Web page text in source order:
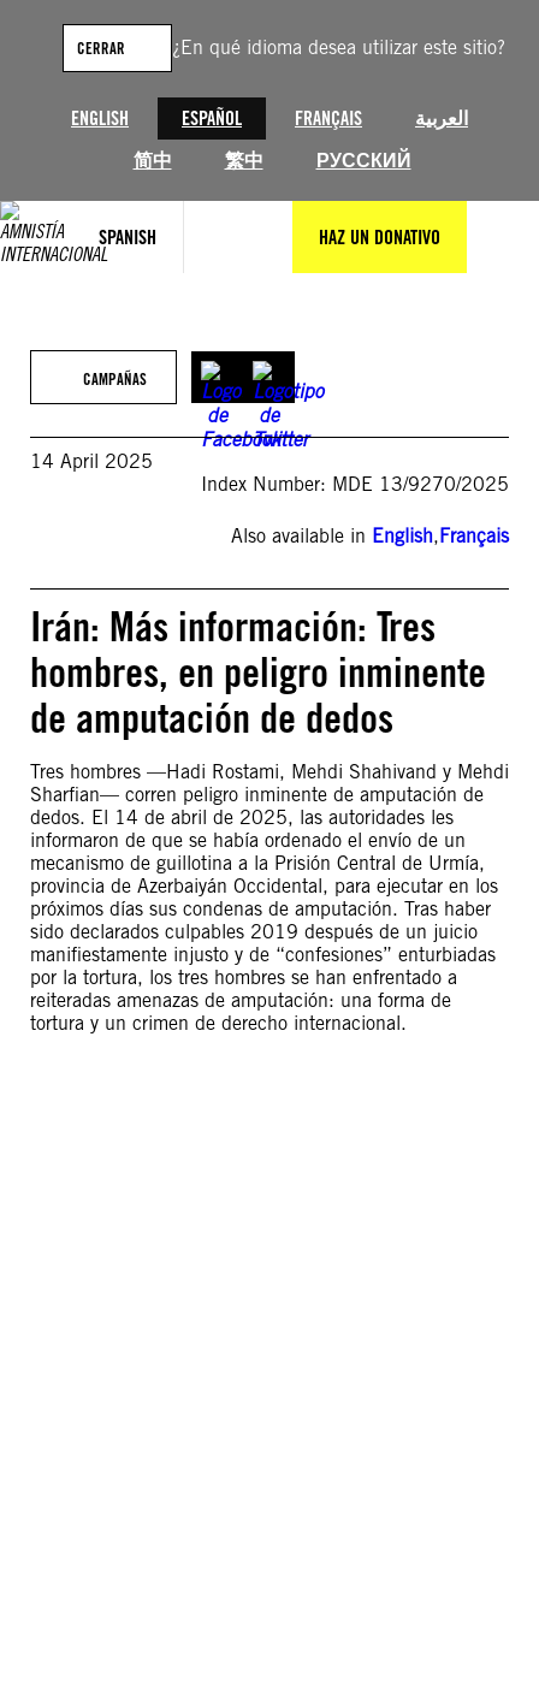
¿En qué idioma desea utilizar este sitio?
ENGLISH ESPAÑOL FRANÇAIS
العربية
简中
繁中 РУССКИЙ
CERRAR
SPANISH HAZ UN DONATIVO
contenido
CAMPAÑAS
14 April 2025
Index Number: MDE 13/9270/2025
Also available in English,Français
Irán: Más información: Tres
hombres, en peligro inminente
de amputación de dedos
Tres hombres —Hadi Rostami, Mehdi Shahivand y Mehdi
Sharfian— corren peligro inminente de amputación de
dedos. El 14 de abril de 2025, las autoridades les
informaron de que se había ordenado el envío de un
mecanismo de guillotina a la Prisión Central de Urmía,
provincia de Azerbaiyán Occidental, para ejecutar en los
próximos días sus condenas de amputación. Tras haber
sido declarados culpables 2019 después de un juicio
manifiestamente injusto y de “confesiones” enturbiadas
por la tortura, los tres hombres se han enfrentado a
reiteradas amenazas de amputación: una forma de
tortura y un crimen de derecho internacional.